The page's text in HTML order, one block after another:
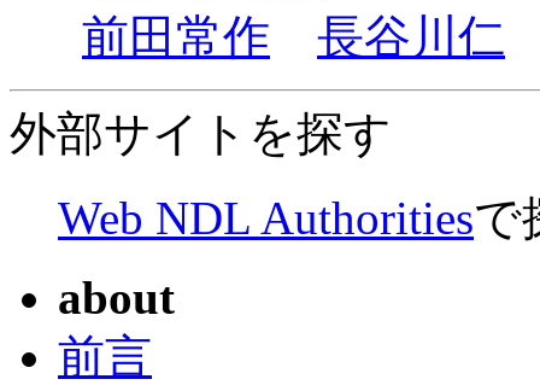
前田常作
長谷川仁
外部サイトを探す
Web NDL Authoritiesで
about
前言